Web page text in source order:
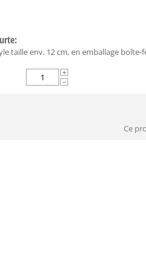
taille env. 12 cm, en emballage boîte-
+
−
Ce